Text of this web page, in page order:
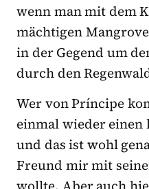
wenn man mit dem
mächtigen
in der Gegend um
durch den
Wer von Príncipe
einmal wieder einen
und das ist wohl
Freund mir mit